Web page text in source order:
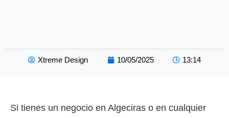
Xtreme Design 10/05/2025 13:14
Si tienes un negocio en Algeciras o en cualquier